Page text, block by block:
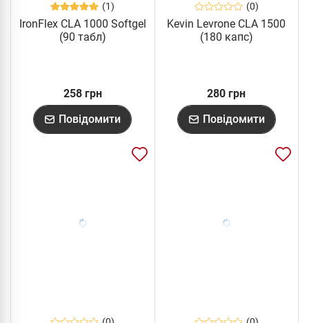
(1)
IronFlex CLA 1000 Softgel
(90 табл)
258 грн
Повідомити
(0)
Kevin Levrone CLA 1500
(180 капс)
280 грн
Повідомити